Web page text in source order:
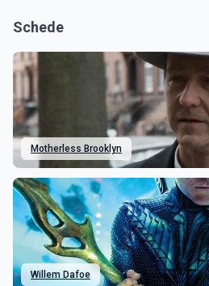
Schede
Motherless Brooklyn
Willem Dafoe